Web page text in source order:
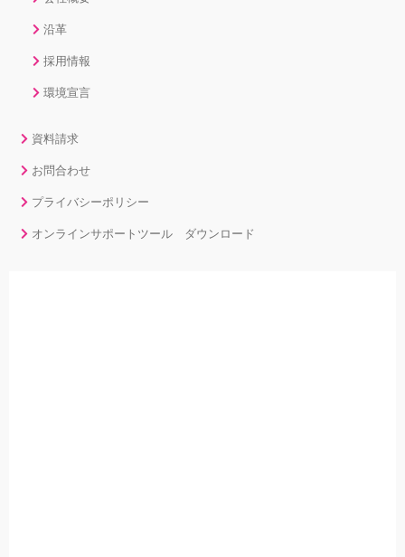
沿革
採用情報
環境宣言
資料請求
お問合わせ
プライバシーポリシー
オンラインサポートツール ダウンロード